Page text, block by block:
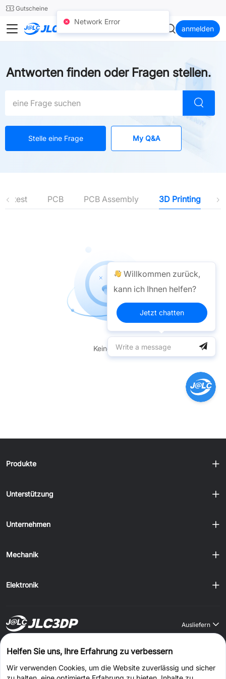
24SMTGutscheine
JLC3DP anmelden
Antworten finden oder Fragen stellen.
Stelle eine Frage My Q&A
Latest PCB PCB Assembly 3D Printing
Keine Daten
Produkte
Unterstützung
Unternehmen
Mechanik
Elektronik
Ausliefern
Auf JLCONE Desktop bestellen und jedes Mal 1–20 $ sparen
Windows MAC Android IOS
Helfen Sie uns, Ihre Erfahrung zu verbessern
Wir verwenden Cookies, um die Website zuverlässig und sicher
Willkommen zurück,
kann ich Ihnen helfen?
Jetzt chatten
Network Error